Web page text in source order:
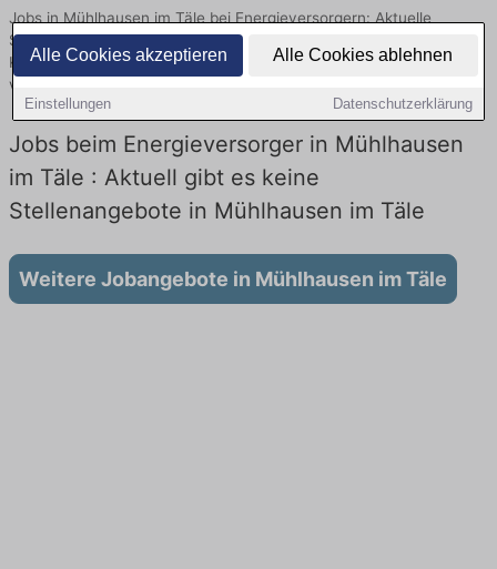
Alle Cookies akzeptieren Alle Cookies ablehnen
Einstellungen Datenschutzerklärung
Jobs in Mühlhausen im Täle bei Energieversorgern: Aktuelle
Stellenangebote in Energieversorgung, Netzbetrieb und
Kundenservice. Jetzt Berufe und Einstiegsmöglichkeiten
vergleichen.
Jobs beim Energieversorger in Mühlhausen
im Täle : Aktuell gibt es keine
Stellenangebote in Mühlhausen im Täle
Weitere Jobangebote in Mühlhausen im Täle